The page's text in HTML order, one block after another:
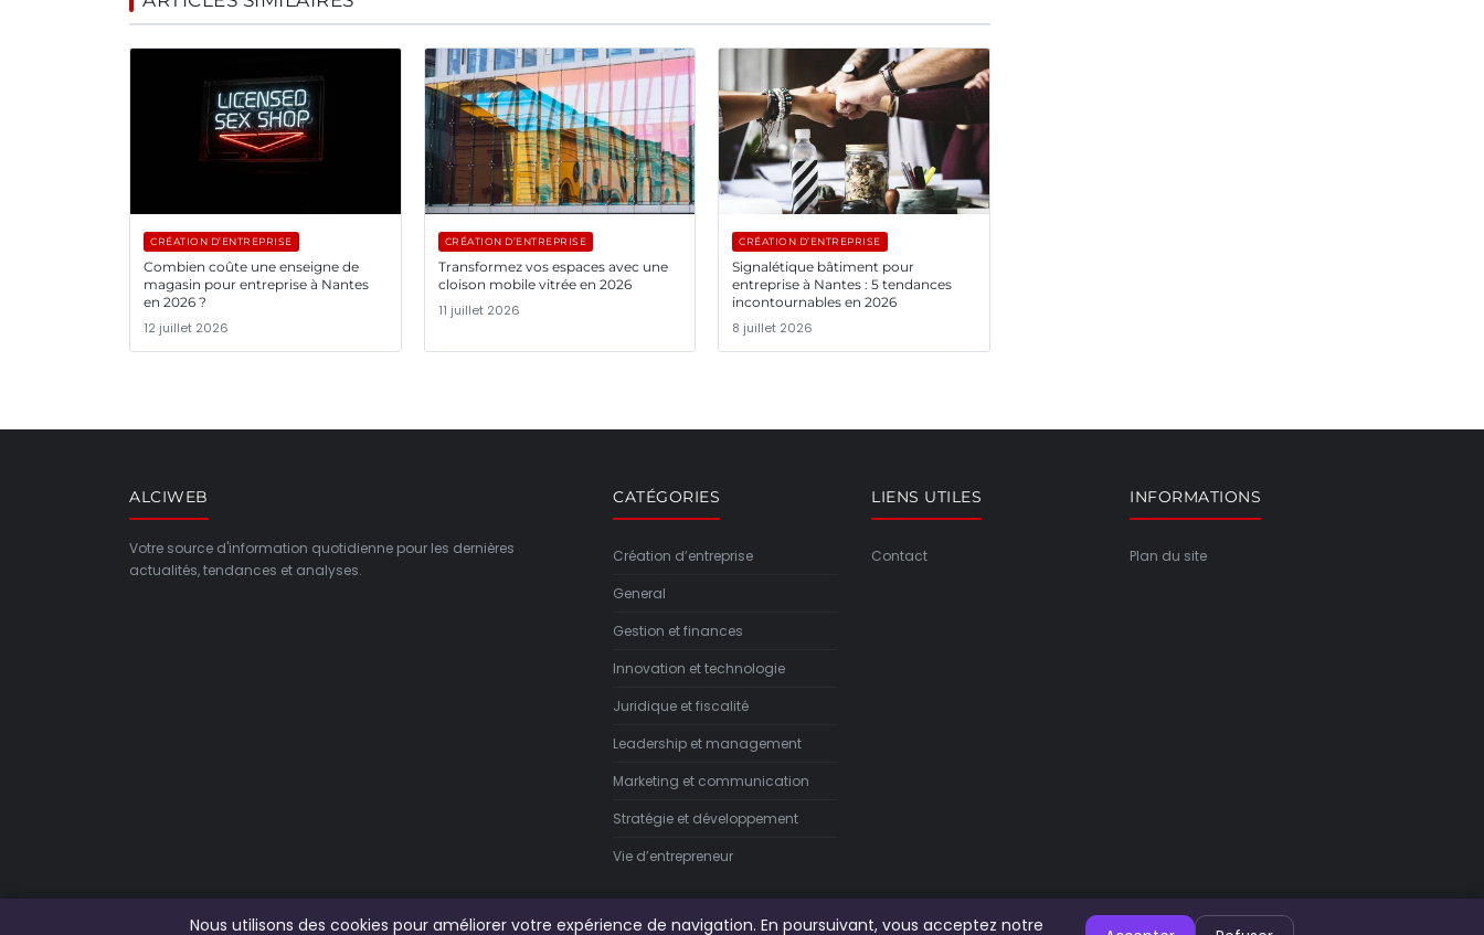
CRÉATION D’ENTREPRISE
Combien coûte une enseigne de
magasin pour entreprise à Nantes
en 2026 ?
12 juillet 2026
CRÉATION D’ENTREPRISE
Transformez vos espaces avec une
cloison mobile vitrée en 2026
11 juillet 2026
CRÉATION D’ENTREPRISE
Signalétique bâtiment pour
entreprise à Nantes : 5 tendances
incontournables en 2026
8 juillet 2026
ALCIWEB
Votre source d'information quotidienne pour les dernières
actualités, tendances et analyses.
CATÉGORIES
Création d’entreprise
General
Gestion et finances
Innovation et technologie
Juridique et fiscalité
Leadership et management
Marketing et communication
Stratégie et développement
Vie d’entrepreneur
LIENS UTILES
Contact
INFORMATIONS
Plan du site
Nous utilisons des cookies pour améliorer votre expérience de navigation. En poursuivant, vous acceptez notre